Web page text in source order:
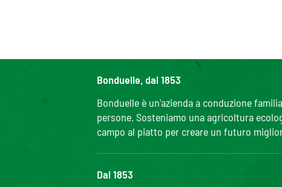
Bonduelle, dal 1853
Bonduelle è un'azienda a conduzione
persone. Sosteniamo una agricoltura
campo al piatto per creare un futuro
Dal 1853